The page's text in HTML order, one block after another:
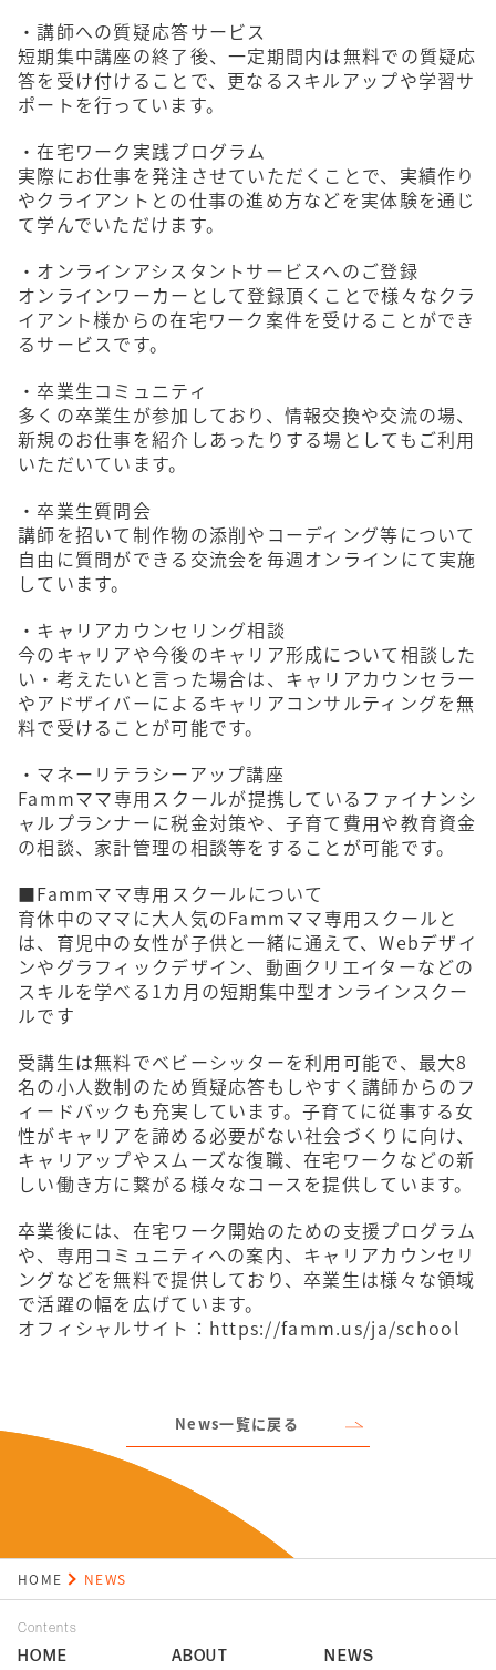
・講師への質疑応答サービス
短期集中講座の終了後、一定期間内は無料での質疑応
答を受け付けることで、更なるスキルアップや学習サ
ポートを行っています。
・在宅ワーク実践プログラム
実際にお仕事を発注させていただくことで、実績作り
やクライアントとの仕事の進め方などを実体験を通じ
て学んでいただけます。
・オンラインアシスタントサービスへのご登録
オンラインワーカーとして登録頂くことで様々なクラ
イアント様からの在宅ワーク案件を受けることができ
るサービスです。
・卒業生コミュニティ
多くの卒業生が参加しており、情報交換や交流の場、
新規のお仕事を紹介しあったりする場としてもご利用
いただいています。
・卒業生質問会
講師を招いて制作物の添削やコーディング等について
自由に質問ができる交流会を毎週オンラインにて実施
しています。
・キャリアカウンセリング相談
今のキャリアや今後のキャリア形成について相談した
い・考えたいと言った場合は、キャリアカウンセラー
やアドザイバーによるキャリアコンサルティングを無
料で受けることが可能です。
・マネーリテラシーアップ講座
Fammママ専用スクールが提携しているファイナンシ
ャルプランナーに税金対策や、子育て費用や教育資金
の相談、家計管理の相談等をすることが可能です。
■Fammママ専用スクールについて
育休中のママに大人気のFammママ専用スクールと
は、育児中の女性が子供と一緒に通えて、Webデザイ
ンやグラフィックデザイン、動画クリエイターなどの
スキルを学べる1カ月の短期集中型オンラインスクー
ルです
受講生は無料でベビーシッターを利用可能で、最大8
名の小人数制のため質疑応答もしやすく講師からのフ
ィードバックも充実しています。子育てに従事する女
性がキャリアを諦める必要がない社会づくりに向け、
キャリアップやスムーズな復職、在宅ワークなどの新
しい働き方に繋がる様々なコースを提供しています。
卒業後には、在宅ワーク開始のための支援プログラム
や、専用コミュニティへの案内、キャリアカウンセリ
ングなどを無料で提供しており、卒業生は様々な領域
で活躍の幅を広げています。
オフィシャルサイト： https://famm.us/ja/school
News一覧に戻る
HOME NEWS
Contents
HOME ABOUT NEWS